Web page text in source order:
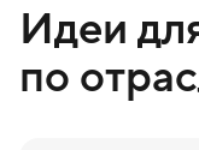
Идеи
по